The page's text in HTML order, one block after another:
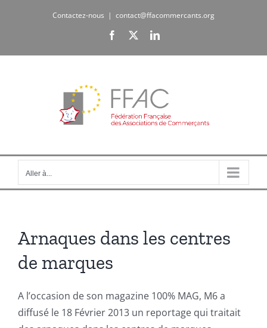
Contactez-nous | contact@ffacommercants.org
Facebook LinkedIn
Aller à...
Arnaques dans les centres
de marques
A l’occasion de son magazine 100% MAG, M6 a
diffusé le 18 Février 2013 un reportage qui traitait